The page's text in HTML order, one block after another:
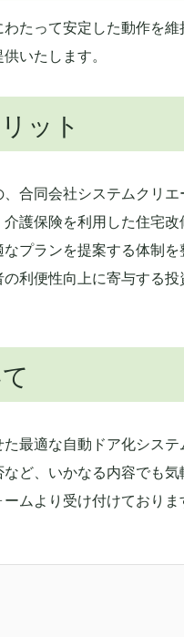
たって安定した動作を
いたします。
ット
合同会社システムクリ
護保険を利用した住宅改
プランを提案する体制を
利便性向上に寄与する投
最適な自動ドア化システ
ど、いかなる内容でも気
ムより受け付けており